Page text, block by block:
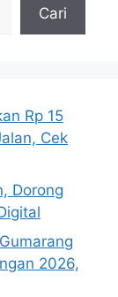
Cari
Rp 15
Cek
Dorong
2026,